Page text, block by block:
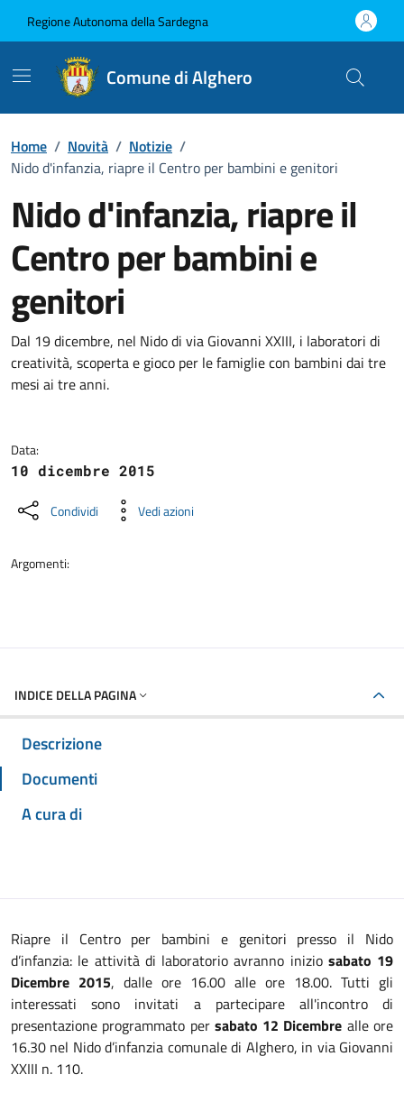
Regione Autonoma della Sardegna
Comune di Alghero
Home / Novità / Notizie /
Nido d'infanzia, riapre il Centro per bambini e genitori
Nido d'infanzia, riapre il
Centro per bambini e
genitori
Dettagli della notizia
Dal 19 dicembre, nel Nido di via Giovanni XXIII, i laboratori di
creatività, scoperta e gioco per le famiglie con bambini dai tre
mesi ai tre anni.
Data:
10 dicembre 2015
Condividi Vedi azioni
Argomenti:
INDICE DELLA PAGINA
Descrizione
Documenti
A cura di
Riapre il Centro per bambini e genitori presso il Nido
d’infanzia: le attività di laboratorio avranno inizio sabato 19
Dicembre 2015, dalle ore 16.00 alle ore 18.00. Tutti gli
interessati sono invitati a partecipare all'incontro di
presentazione programmato per sabato 12 Dicembre alle ore
16.30 nel Nido d’infanzia comunale di Alghero, in via Giovanni
XXIII n. 110.